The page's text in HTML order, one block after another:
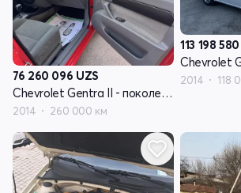
76 260 096 UZS
Chevrolet Gentra II - поколение
2014 260 000 км
113 198 580
2014 118